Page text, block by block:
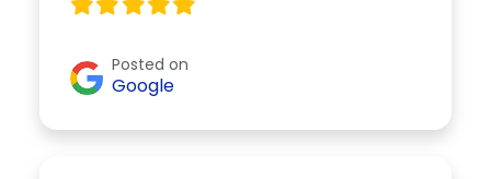
Posted on
Google